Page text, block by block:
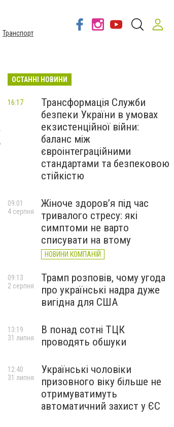
Транспорт
ОСТАННІ НОВИНИ
Трансформація Служби
безпеки України в умовах
екзистенційної війни:
баланс між
євроінтеграційними
стандартами та безпековою
стійкістю
16:17
Жіноче здоров’я під час
тривалого стресу: які
симптоми не варто
списувати на втому
НОВИНИ КОМПАНІЙ
09:01
4 серпня
Трамп розповів, чому угода
про українські надра дуже
вигідна для США
09:13
2 серпня
В понад сотні ТЦК
проводять обшуки
13:19
31 липня
Українські чоловіки
призовного віку більше не
отримуватимуть
автоматичний захист у ЄС
12:40
31 липня